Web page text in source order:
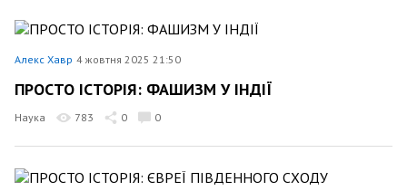
Алекс Хавр 4 жовтня 2025 21:50
ПРОСТО ІСТОРІЯ: ФАШИЗМ У ІНДІЇ
Наука 783 0 0